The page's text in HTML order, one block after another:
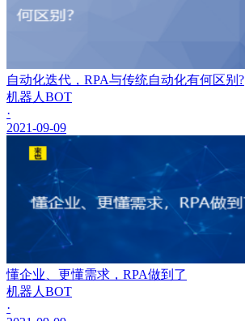
自动化迭代，RPA与传统自动化有何区别?
机器人BOT
·
2021-09-09
懂企业、更懂需求，RPA做到了
机器人BOT
·